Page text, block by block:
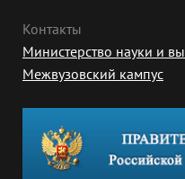
Контакты
Министерство науки и
Межвузовский кампус